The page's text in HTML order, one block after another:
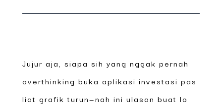
Jujur aja, siapa sih yang nggak pernah
overthinking buka aplikasi investasi pas
liat grafik turun—nah ini ulasan buat lo